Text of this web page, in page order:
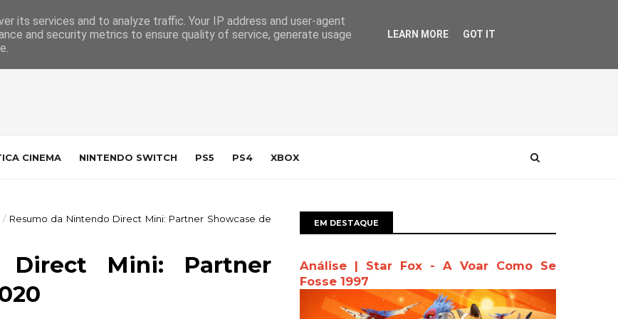
Contacto
CINEMA NINTENDO SWITCH PS5 PS4 XBOX
/ Resumo da Nintendo Direct Mini: Partner Showcase de
Direct Mini: Partner
EM DESTAQUE
Análise | Star Fox - A Voar Como Se
Fosse 1997
its services and to analyze traffic. Your IP address and user-agent
and security metrics to ensure quality of service, generate usage
LEARN MORE GOT IT